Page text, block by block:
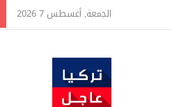
الجمعة, أغسطس 7 2026